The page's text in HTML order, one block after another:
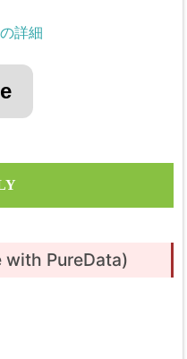
詳細
with PureData)